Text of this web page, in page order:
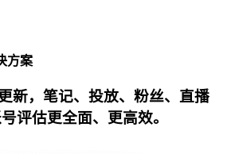
方案
新，笔记、投放、粉丝、直播
评估更全面、更高效。